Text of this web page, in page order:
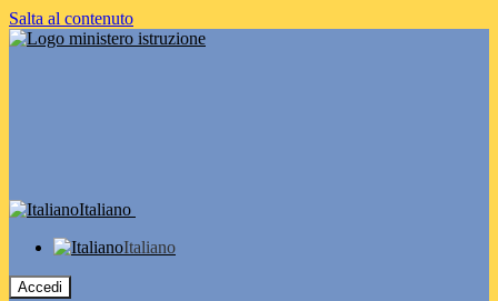
Salta al contenuto
Italiano
Italiano
Accedi